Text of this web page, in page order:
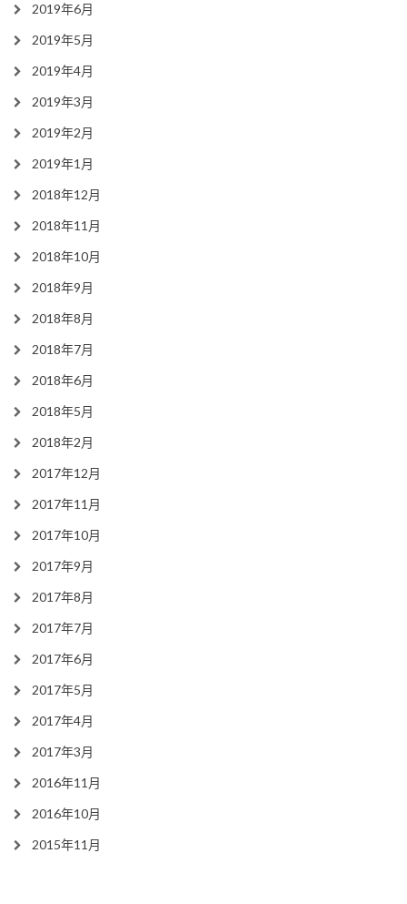
2019年6月
2019年5月
2019年4月
2019年3月
2019年2月
2019年1月
2018年12月
2018年11月
2018年10月
2018年9月
2018年8月
2018年7月
2018年6月
2018年5月
2018年2月
2017年12月
2017年11月
2017年10月
2017年9月
2017年8月
2017年7月
2017年6月
2017年5月
2017年4月
2017年3月
2016年11月
2016年10月
2015年11月